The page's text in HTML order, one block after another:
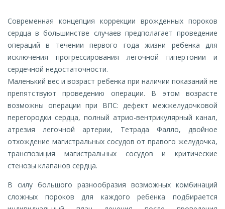
Современная концепция коррекции врожденных пороков
сердца в большинстве случаев предполагает проведение
операций в течении первого года жизни ребенка для
исключения прогрессирования легочной гипертонии и
сердечной недостаточности.
Маленький вес и возраст ребенка при наличии показаний не
препятствуют проведению операции. В этом возрасте
возможны операции при ВПС: дефект межжелудочковой
перегородки сердца, полный атрио-вентрикулярный канал,
атрезия легочной артерии, Тетрада Фалло, двойное
отхождение магистральных сосудов от правого желудочка,
транспозиция магистральных сосудов и критические
стенозы клапанов сердца.
В силу большого разнообразия возможных комбинаций
сложных пороков для каждого ребенка подбирается